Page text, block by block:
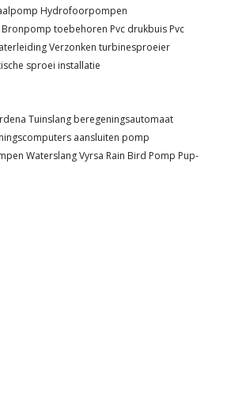
Hydrofoorpompen
Bronpomp toebehoren Pvc drukbuis Pvc
Verzonken turbinesproeier
sproei installatie
Tuinslang beregeningsautomaat
aansluiten pomp
WaterslangVyrsa Rain Bird Pomp Pup-